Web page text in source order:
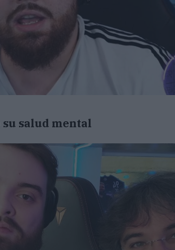
salud mental